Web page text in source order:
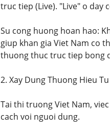
truc tiep (Live). "Live" o day
Su cong huong hoan hao:
giup khan gia Viet Nam co
thuong thuc truc tiep bong
2. Xay Dung Thuong Hieu
Tai thi truong Viet Nam,
cach voi nguoi dung.